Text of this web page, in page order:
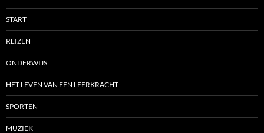
START
REIZEN
ONDERWIJS
HET LEVEN VAN EEN LEERKRACHT
SPORTEN
MUZIEK